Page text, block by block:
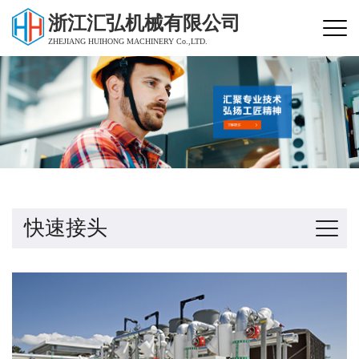
浙江汇弘机械有限公司
ZHEJIANG HUIHONG MACHINERY Co.,LTD.
快速接头